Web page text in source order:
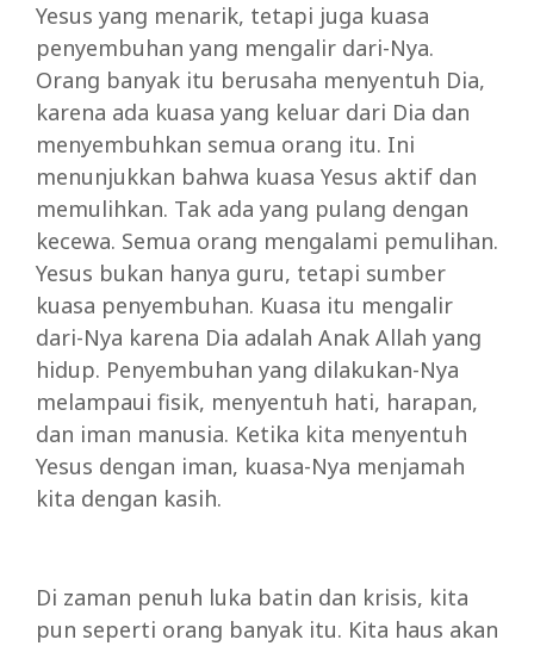
Yesus yang menarik, tetapi juga kuasa
penyembuhan yang mengalir dari-Nya.
Orang banyak itu berusaha menyentuh Dia,
karena ada kuasa yang keluar dari Dia dan
menyembuhkan semua orang itu. Ini
menunjukkan bahwa kuasa Yesus aktif dan
memulihkan. Tak ada yang pulang dengan
kecewa. Semua orang mengalami pemulihan.
Yesus bukan hanya guru, tetapi sumber
kuasa penyembuhan. Kuasa itu mengalir
dari-Nya karena Dia adalah Anak Allah yang
hidup. Penyembuhan yang dilakukan-Nya
melampaui fisik, menyentuh hati, harapan,
dan iman manusia. Ketika kita menyentuh
Yesus dengan iman, kuasa-Nya menjamah
kita dengan kasih.
Di zaman penuh luka batin dan krisis, kita
pun seperti orang banyak itu. Kita haus akan